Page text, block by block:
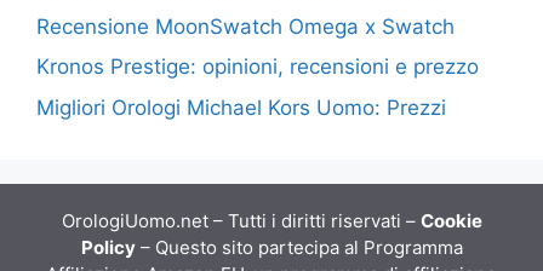
Recensione MoonSwatch Omega x Swatch
Kronos Prestige: opinioni, recensioni e prezzo
Migliori Orologi Michael Kors Uomo: Prezzi
OrologiUomo.net – Tutti i diritti riservati – Cookie
Policy– Questo sito partecipa al Programma